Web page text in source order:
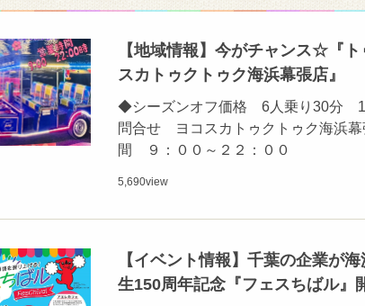
【地域情報】今がチャンス☆『
スカトゥクトゥク海浜幕張店』
◆シーズンオフ価格 6人乗り30分
問合せ ヨコスカトゥクトゥク海浜
間 ９：００～２２：００
5,690view
【イベント情報】千葉の企業が
生150周年記念『フェスちばル』